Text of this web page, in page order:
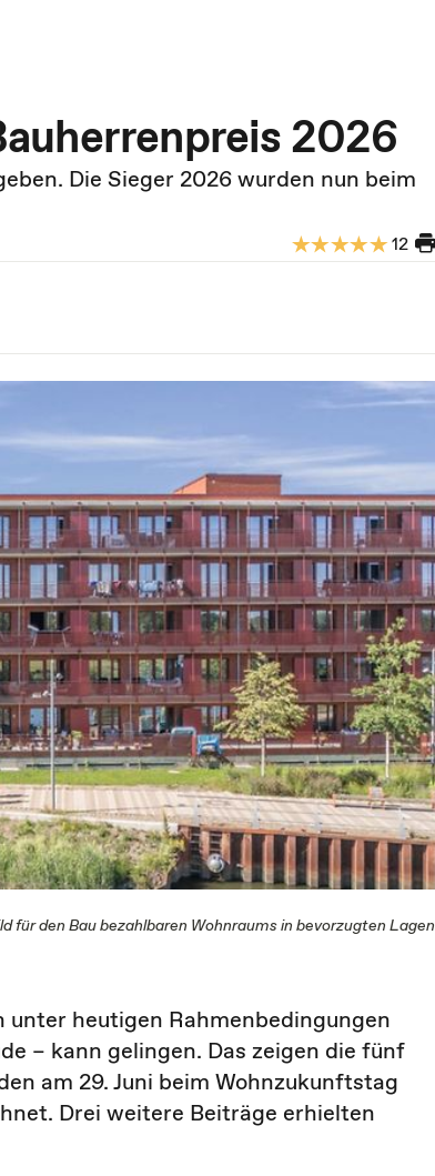
2026
Die Sieger 2026 wurden nun beim
12
den Bau bezahlbaren Wohnraums in bevorzugten Lagen
unter heutigen Rahmenbedingungen
– kann gelingen. Das zeigen die fünf
am 29. Juni beim Wohnzukunftstag
Drei weitere Beiträge erhielten